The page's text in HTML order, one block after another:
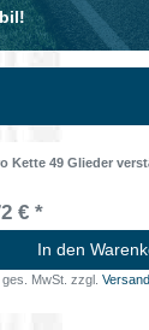
Kette 49 Glieder
€ *
In den
MwSt. zzgl.